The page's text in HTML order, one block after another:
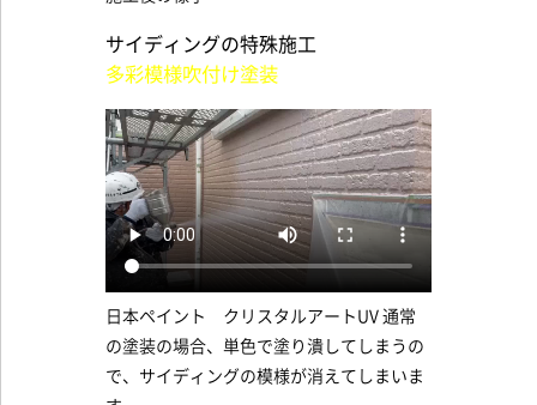
サイディングの特殊施工
多彩模様吹付け塗装
日本ペイント クリスタルアートUV 通常
の塗装の場合、単色で塗り潰してしまうの
で、サイディングの模様が消えてしまいま